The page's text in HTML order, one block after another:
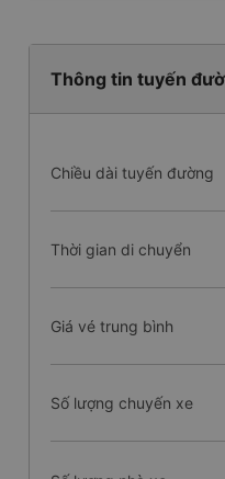
Thông tin tuyến
Chiều dài tuyến đường
Thời gian di chuyển
Giá vé trung bình
Số lượng chuyến xe